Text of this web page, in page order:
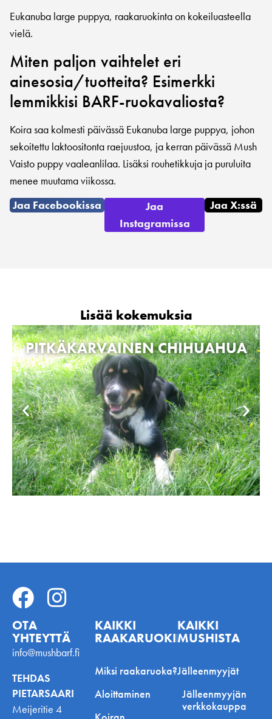
Eukanuba large puppya, raakaruokinta on kokeiluasteella
vielä.
Miten paljon vaihtelet eri
ainesosia/tuotteita? Esimerkki
lemmikkisi BARF-ruokavaliosta?
Koira saa kolmesti päivässä Eukanuba large puppya, johon
sekoitettu laktoositonta raejuustoa, ja kerran päivässä Mush
Vaisto puppy vaaleanlilaa. Lisäksi rouhetikkuja ja puruluita
menee muutama viikossa.
Jaa Facebookissa
Jaa
Instagramissa
Jaa X:ssä
Lisää kokemuksia
PITKÄKARVAINEN CHIHUAHUA
OTA
YHTEYTTÄ
info@mushbarf.fi
TEHDAS
PIETARSAARI
Meijeritie 4
KAIKKI
RAAKARUOKINNASTA
Miksi raakaruoka?
Aloittaminen
KAIKKI
MUSHISTA
Jälleenmyyjät
Jälleenmyyjän
verkkokauppa